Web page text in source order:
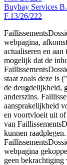
Buybay Services
F.13/26/222
webpagina,
actualiseren en
mogelijk dat de
staat zoals deze is
de deugdelijkheid,
anderszins.
aansprakelijkheid
en voortvloeit uit
van
kunnen
webpagina
geen bekrachtiging